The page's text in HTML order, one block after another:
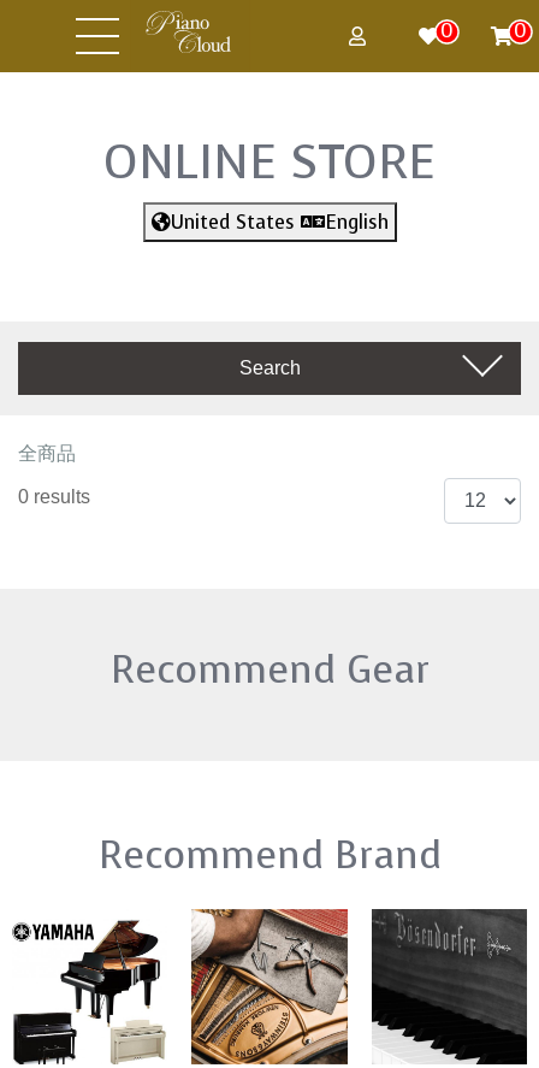
0 0
ONLINE STORE
United States English
Search
全商品
0 results
Recommend Gear
Recommend Brand